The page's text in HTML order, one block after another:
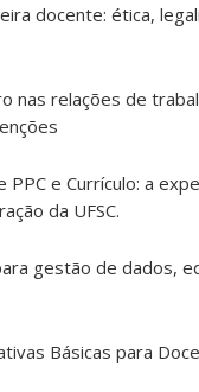
docente: ética,
nas relações de
e Currículo: a
da UFSC.
gestão de dados,
Básicas para